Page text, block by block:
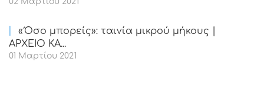
«Όσο μπορείς»: ταινία μικρού μήκους |
ΑΡΧΕΙΟ ΚΑ...
01 Μαρτίου 2021